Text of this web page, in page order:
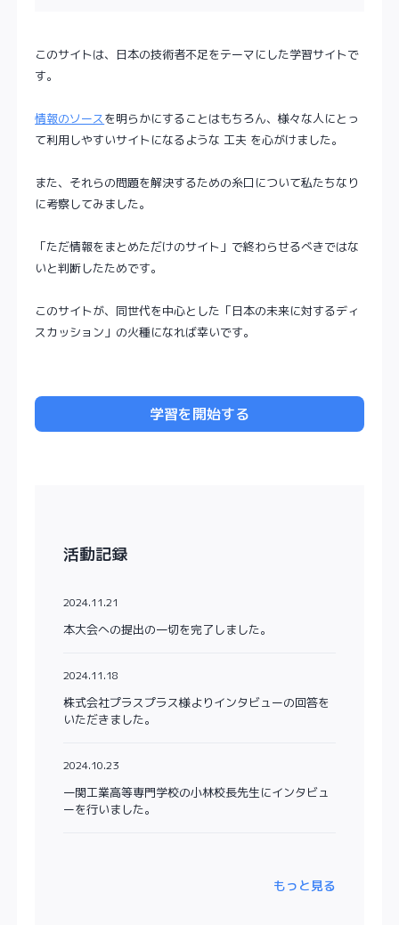
このサイトは、日本の技術者不足をテーマにした学習サイトで
す。
情報のソースを明らかにすることはもちろん、様々な人にとっ
て利用しやすいサイトになるような 工夫 を心がけました。
また、それらの問題を解決するための糸口について私たちなり
に考察してみました。
「ただ情報をまとめただけのサイト」で終わらせるべきではな
いと判断したためです。
このサイトが、同世代を中心とした「日本の未来に対するディ
スカッション」の火種になれば幸いです。
学習を開始する
活動記録
2024.11.21
本大会への提出の一切を完了しました。
2024.11.18
株式会社プラスプラス様よりインタビューの回答を
いただきました。
2024.10.23
一関工業高等専門学校の小林校長先生にインタビュ
ーを行いました。
もっと見る